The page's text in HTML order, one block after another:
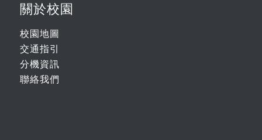
關於校園
校園地圖
交通指引
分機資訊
聯絡我們